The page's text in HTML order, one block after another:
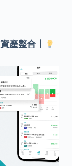
資產整合｜